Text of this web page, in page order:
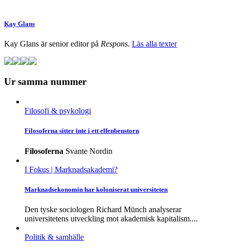
Kay Glans
Kay Glans är senior editor på Respons. Läs alla texter
Ur samma nummer
Filosofi & psykologi
Filosoferna sitter inte i ett elfenbenstorn
Filosoferna Svante Nordin
I Fokus | Marknadsakademi?
Marknadsekonomin har koloniserat universiteten
Den tyske sociologen Richard Münch analyserar
universitetens utveckling mot akademisk kapitalism....
Politik & samhälle